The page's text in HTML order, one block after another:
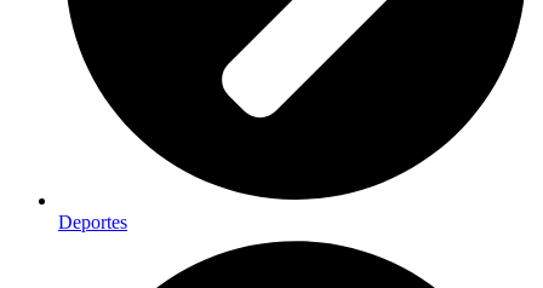
Deportes